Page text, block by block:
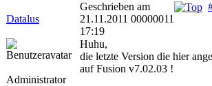
Datalus
Geschrieben am
21.11.2011 00000011
17:19
Administrator
Huhu,
die letzte Version die hier
auf Fusion v7.02.03 !